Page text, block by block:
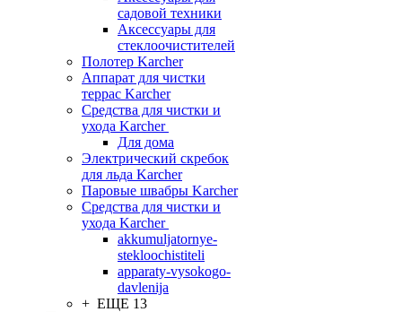
садовой техники
Аксессуары для
стеклоочистителей
Полотер Karcher
Аппарат для чистки
террас Karcher
Средства для чистки и
ухода Karcher
Для дома
Электрический скребок
для льда Karcher
Паровые швабры Karcher
Средства для чистки и
ухода Karcher
akkumuljatornye-
stekloochistiteli
apparaty-vysokogo-
davlenija
+ ЕЩЕ 13